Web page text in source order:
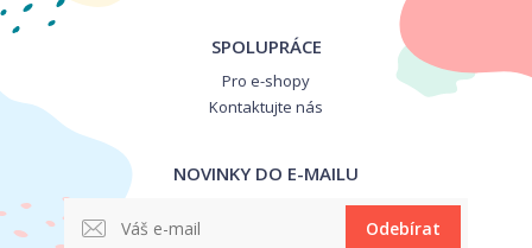
SPOLUPRÁCE
Pro e-shopy
Kontaktujte nás
NOVINKY DO E-MAILU
Odebírat